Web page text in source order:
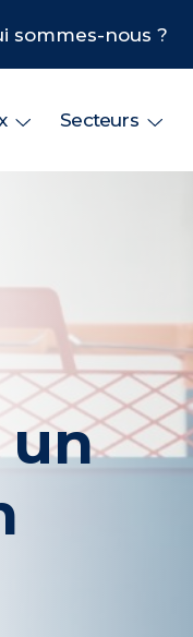
sommes-nous ?
Secteurs
un